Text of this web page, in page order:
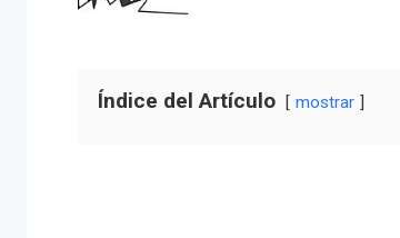
Índice del Artículo mostrar